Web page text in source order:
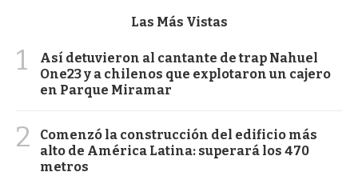
Las Más Vistas
1
Así detuvieron al cantante de trap Nahuel
One23 y a chilenos que explotaron un cajero
en Parque Miramar
2
Comenzó la construcción del edificio más
alto de América Latina: superará los 470
metros